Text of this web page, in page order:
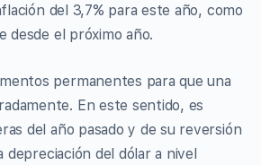
del 3,7% para este año, como
desde el próximo año.
permanentes para que una
En este sentido, es
del año pasado y de su reversión
depreciación del dólar a nivel